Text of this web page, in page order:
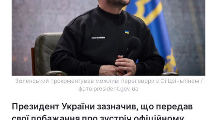
Зеленський прокоментував можливі переговори з Сі Цзіньпінем /
фото president.gov.ua
Президент України зазначив, що передав